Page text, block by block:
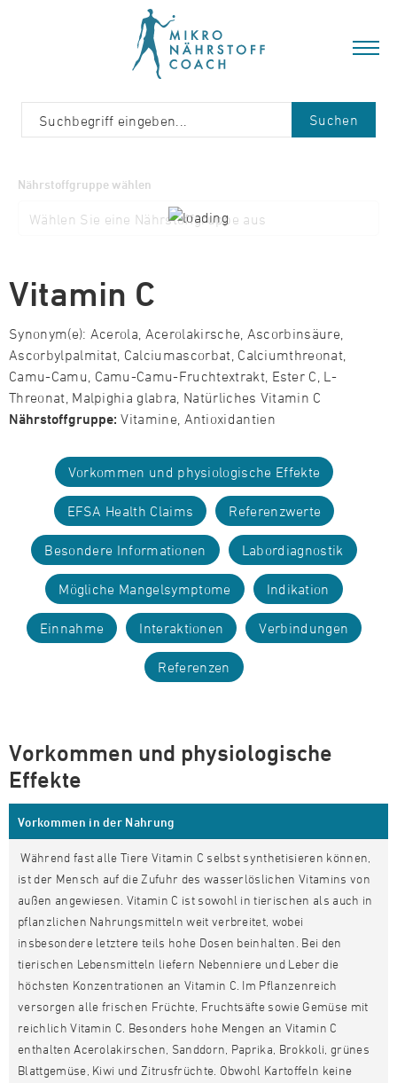
Suchen
Vitamin C
Synonym(e): Acerola, Acerolakirsche, Ascorbinsäure,
Ascorbylpalmitat, Calciumascorbat, Calciumthreonat,
Camu-Camu, Camu-Camu-Fruchtextrakt, Ester C, L-
Threonat, Malpighia glabra, Natürliches Vitamin C
Nährstoffgruppe: Vitamine, Antioxidantien
Vorkommen und physiologische Effekte
EFSA Health Claims Referenzwerte
Besondere Informationen Labordiagnostik
Mögliche Mangelsymptome Indikation
Einnahme Interaktionen Verbindungen
Referenzen
Vorkommen und physiologische
Effekte
Vorkommen in der Nahrung
Während fast alle Tiere Vitamin C selbst synthetisieren können,
ist der Mensch auf die Zufuhr des wasserlöslichen Vitamins von
außen angewiesen. Vitamin C ist sowohl in tierischen als auch in
pflanzlichen Nahrungsmitteln weit verbreitet, wobei
insbesondere letztere teils hohe Dosen beinhalten. Bei den
tierischen Lebensmitteln liefern Nebenniere und Leber die
höchsten Konzentrationen an Vitamin C. Im Pflanzenreich
versorgen alle frischen Früchte, Fruchtsäfte sowie Gemüse mit
reichlich Vitamin C. Besonders hohe Mengen an Vitamin C
enthalten Acerolakirschen, Sanddorn, Paprika, Brokkoli, grünes
Blattgemüse, Kiwi und Zitrusfrüchte. Obwohl Kartoffeln keine
Nährstoffgruppe wählen